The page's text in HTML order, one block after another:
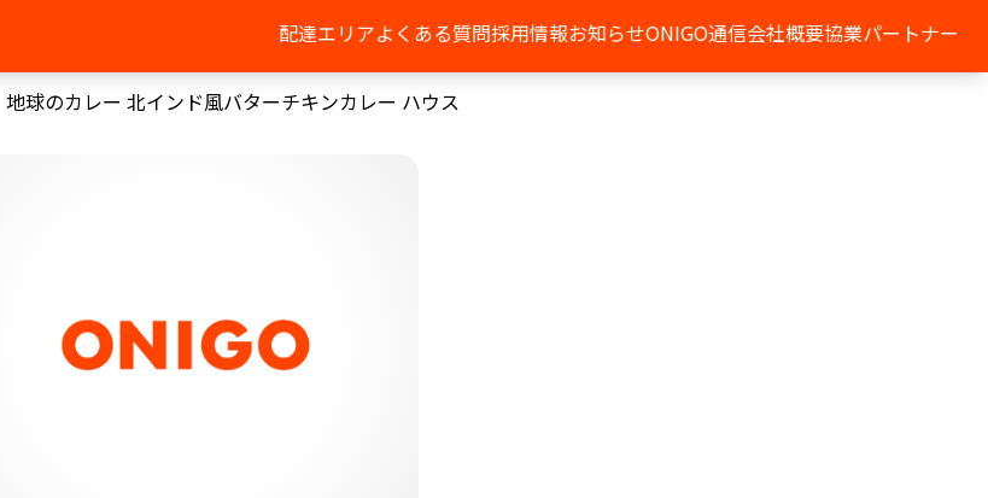
配達エリアよくある質問採用情報お知らせONIGO通信会社概要協業パートナー
地球のカレー 北インド風バターチキンカレー ハウス